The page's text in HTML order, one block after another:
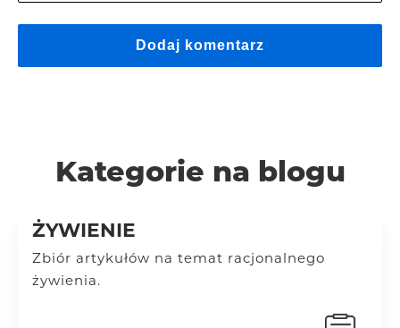
Kategorie na blogu
ŻYWIENIE
Zbiór artykułów na temat racjonalnego
żywienia.